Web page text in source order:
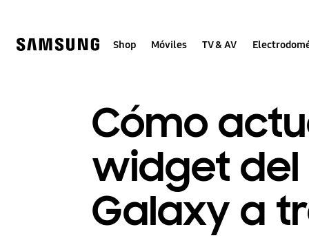
Shop Móviles TV & AV
Cómo
widget del
Galaxy a